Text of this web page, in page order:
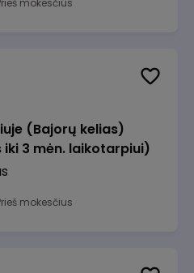
mokesčius
(Bajorų kelias)
3 mėn. laikotarpiui)
mokesčius